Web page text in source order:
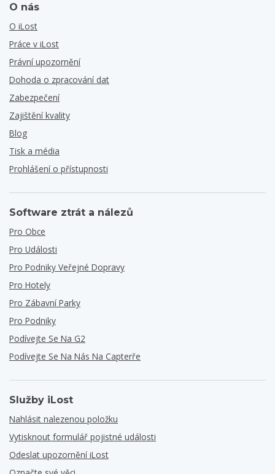
O nás
O iLost
Práce v iLost
Právní upozornění
Dohoda o zpracování dat
Zabezpečení
Zajištění kvality
Blog
Tisk a média
Prohlášení o přístupnosti
Software ztrát a nálezů
Pro Obce
Pro Události
Pro Podniky Veřejné Dopravy
Pro Hotely
Pro Zábavní Parky
Pro Podniky
Podívejte Se Na G2
Podívejte Se Na Nás Na Capterře
Služby iLost
Nahlásit nalezenou položku
Vytisknout formulář pojistné události
Odeslat upozornění iLost